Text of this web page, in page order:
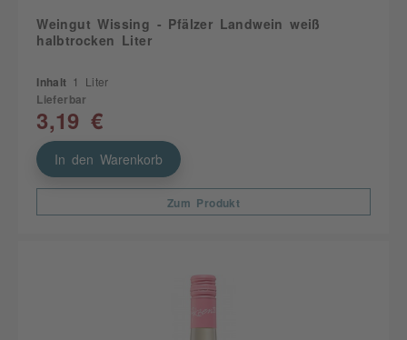
Weingut Wissing - Pfälzer Landwein weiß
halbtrocken Liter
Inhalt 1 Liter
Lieferbar
3,19 €
In den Warenkorb
Zum Produkt